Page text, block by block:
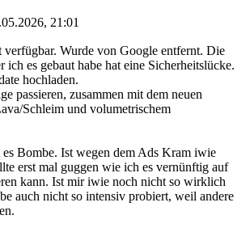
21:01
verfügbar. Wurde von Google entfernt. Die
es gebaut habe hat eine Sicherheitslücke.
hochladen.
passieren, zusammen mit dem neuen
Schleim und volumetrischem
Bombe. Ist wegen dem Ads Kram iwie
erst mal guggen wie ich es vernünftig auf
kann. Ist mir iwie noch nicht so wirklich
auch nicht so intensiv probiert, weil andere